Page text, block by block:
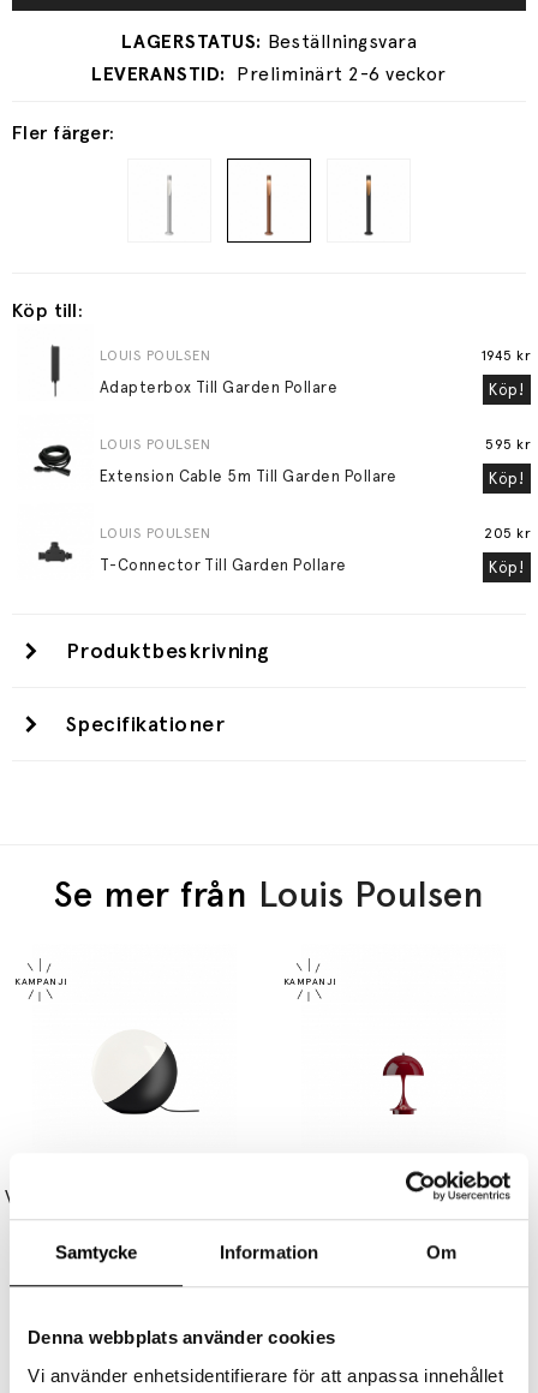
Samtycke Information Om
Denna webbplats använder cookies
Vi använder enhetsidentifierare för att anpassa innehållet
Fler färger:
Preliminärt 2-6 veckor
Köp till:
LOUIS POULSEN
Adapterbox Till Garden Pollare
1945 kr
Köp!
LOUIS POULSEN
Extension Cable 5m Till Garden Pollare
595 kr
Köp!
LOUIS POULSEN
T-Connector Till Garden Pollare
205 kr
Köp!
Produktbeskrivning
Specifikationer
Se mer från Louis Poulsen
9545 kr 7636 kr
2345 kr 1876 kr